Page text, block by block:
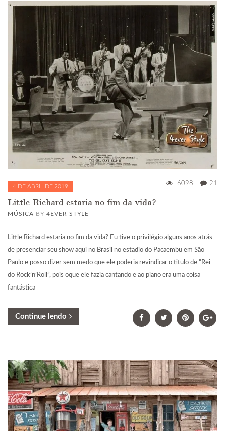
4 DE ABRIL DE 2019 6098 21
Little Richard estaria no fim da vida?
MÚSICA BY 4EVER STYLE
Little Richard estaria no fim da vida? Eu tive o privilégio alguns anos atrás
de presenciar seu show aqui no Brasil no estadio do Pacaembu em São
Paulo e posso dizer sem medo que ele poderia revindicar o titulo de “Rei
do Rock’n’Roll”, pois oque ele fazia cantando e ao piano era uma coisa
fantástica
Continue lendo